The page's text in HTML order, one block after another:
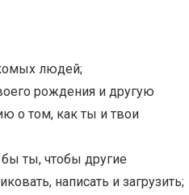
людей;
рождения и другую
о том, как ты и твои
ты, чтобы другие
написать и загрузить;